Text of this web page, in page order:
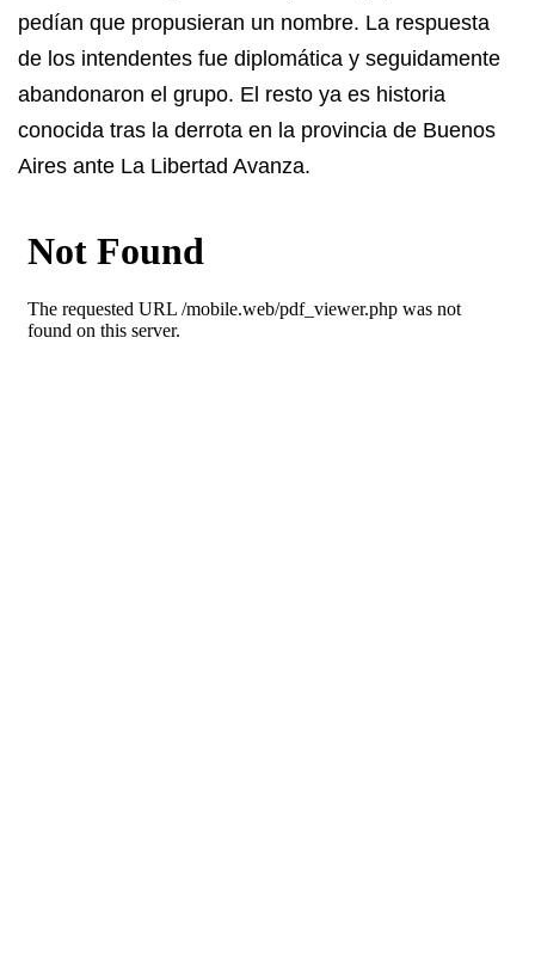
pedían que propusieran un nombre. La respuesta
de los intendentes fue diplomática y seguidamente
abandonaron el grupo. El resto ya es historia
conocida tras la derrota en la provincia de Buenos
Aires ante La Libertad Avanza.